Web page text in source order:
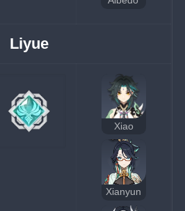
Liyue
Xiao
Xianyun